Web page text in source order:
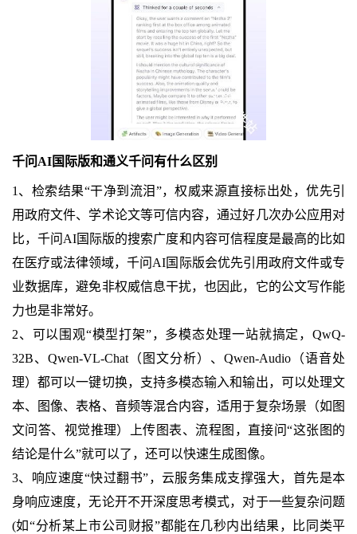
千问AI国际版和通义千问有什么区别
1、检索结果“干净到流泪”，权威来源直接标出处，优先引
用政府文件、学术论文等可信内容，通过好几次办公应用对
比，千问AI国际版的搜索广度和内容可信程度是最高的比如
在医疗或法律领域，千问AI国际版会优先引用政府文件或专
业数据库，避免非权威信息干扰，也因此，它的公文写作能
力也是非常好。
2、可以围观“模型打架”，多模态处理一站就搞定，QwQ-
32B、Qwen-VL-Chat（图文分析）、Qwen-Audio（语音处
理）都可以一键切换，支持多模态输入和输出，可以处理文
本、图像、表格、音频等混合内容，适用于复杂场景（如图
文问答、视觉推理）上传图表、流程图，直接问“这张图的
结论是什么”就可以了，还可以快速生成图像。
3、响应速度“快过翻书”，云服务集成支撑强大，首先是本
身响应速度，无论开不开深度思考模式，对于一些复杂问题
(如“分析某上市公司财报”都能在几秒内出结果，比同类平